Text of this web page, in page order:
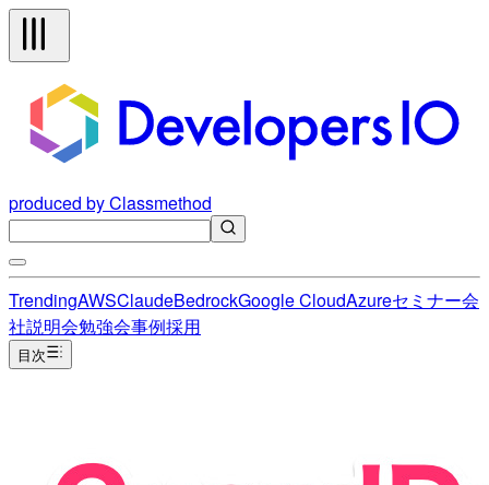
produced by Classmethod
TrendingAWSClaudeBedrockGoogle CloudAzureセミナー会
社説明会勉強会事例採用
目次